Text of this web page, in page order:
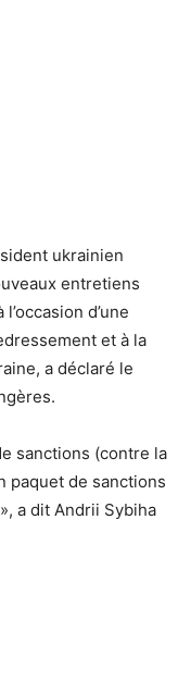
ukrainien
entretiens
d’une
et à la
a déclaré le
sanctions (contre la
paquet de sanctions
a dit Andrii Sybiha